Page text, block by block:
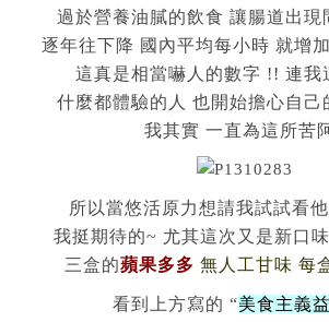
過於營養油膩的飲食 讓腸道出現
逐年往下降 國內平均每小時 就增
這真是相當嚇人的數字 !! 連我
什麼都體驗的人 也開始擔心自己
我其實 一直為這所苦
所以當悠活原力想請我試試看
我挺期待的~ 尤其這次又是新口
三盒的蘋果多多 無人工甘味 每
看到上方寫的 “美食主義